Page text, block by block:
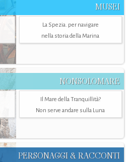
MUSEI
La Spezia. per navigare
nella storia della Marina
NONSOLOMARE
Il Mare della Tranquillità?
Non serve andare sulla Luna
PERSONAGGI & RACCONTI